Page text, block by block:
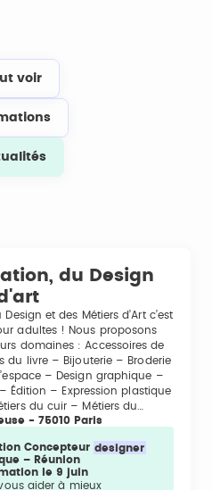
voir
du Design
et des Métiers d’Art c’est
adultes ! Nous proposons
domaines : Accessoires de
du livre – Bijouterie – Broderie
– Design graphique –
Édition – Expression plastique
du cuir – Métiers du…
- 75010 Paris
Concepteur designer
– Réunion
le 9 juin
vous aider à mieux